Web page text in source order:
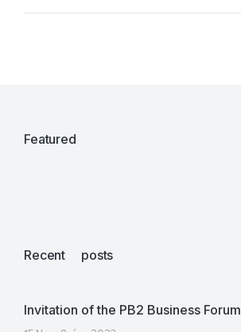
Featured
Recent posts
Invitation of the PB2 Business Forum